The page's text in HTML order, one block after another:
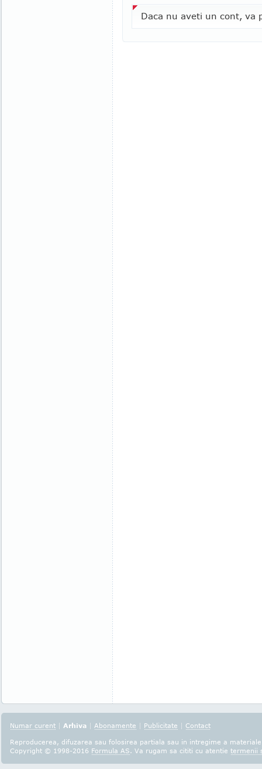
Daca nu aveti un cont, va
Numar curent | Arhiva | Abonamente | Publicitate | Contact
Reproducerea, difuzarea sau folosirea partiala sau in intregime a
Copyright © 1998-2016 Formula AS. Va rugam sa cititi cu atentie termenii